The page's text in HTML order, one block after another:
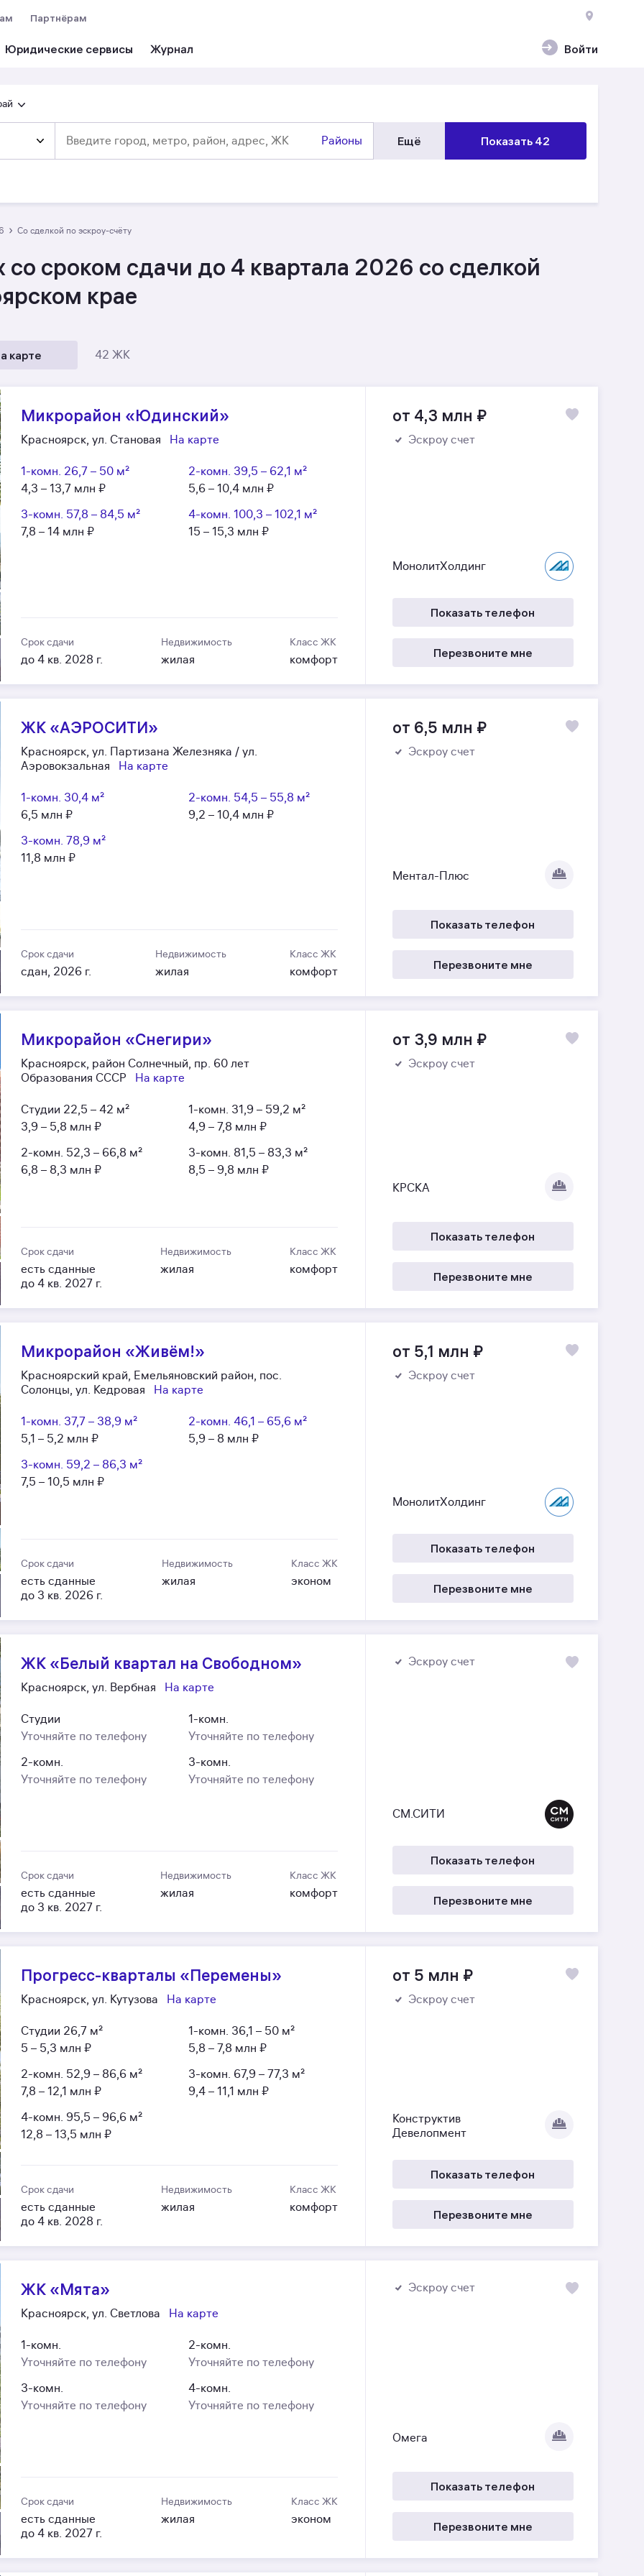
Войти
Юридические сервисы
Партнёрам
Районы Ещё Показать 42
› со сделкой по эскроу-счёту
со сроком сдачи до 4 квартала 2026 со сделкой
крае
карте 42 ЖК
Микрорайон «Юдинский»
Красноярск, ул. Становая На карте
1-комн. 26,7 – 50 м²
4,3 – 13,7 млн ₽
2-комн. 39,5 – 62,1 м²
5,6 – 10,4 млн ₽
3-комн. 57,8 – 84,5 м²
7,8 – 14 млн ₽
4-комн. 100,3 – 102,1 м²
15 – 15,3 млн ₽
Срок сдачи
до 4 кв. 2028 г.
Недвижимость
жилая
Класс ЖК
комфорт
от 4,3 млн ₽
Эскроу счет
МонолитХолдинг
Показать телефон
Перезвоните мне
ЖК «АЭРОCИТИ»
Красноярск, ул. Партизана Железняка / ул.
Аэровокзальная
На карте
1-комн. 30,4 м²
6,5 млн ₽
2-комн. 54,5 – 55,8 м²
9,2 – 10,4 млн ₽
3-комн. 78,9 м²
11,8 млн ₽
Срок сдачи
сдан, 2026 г.
Недвижимость
жилая
Класс ЖК
комфорт
от 6,5 млн ₽
Эскроу счет
Ментал-Плюс
Показать телефон
Перезвоните мне
Микрорайон «Снегири»
Красноярск, район Солнечный, пр. 60 лет
Образования СССР
На карте
Студии 22,5 – 42 м²
3,9 – 5,8 млн ₽
1-комн. 31,9 – 59,2 м²
4,9 – 7,8 млн ₽
2-комн. 52,3 – 66,8 м²
6,8 – 8,3 млн ₽
3-комн. 81,5 – 83,3 м²
8,5 – 9,8 млн ₽
Срок сдачи
есть сданные
до 4 кв. 2027 г.
Недвижимость
жилая
Класс ЖК
комфорт
от 3,9 млн ₽
Эскроу счет
КРСКА
Показать телефон
Перезвоните мне
Микрорайон «Живём!»
Красноярский край, Емельяновский район, пос.
Солонцы, ул. Кедровая
На карте
1-комн. 37,7 – 38,9 м²
5,1 – 5,2 млн ₽
2-комн. 46,1 – 65,6 м²
5,9 – 8 млн ₽
3-комн. 59,2 – 86,3 м²
7,5 – 10,5 млн ₽
Срок сдачи
есть сданные
до 3 кв. 2026 г.
Недвижимость
жилая
Класс ЖК
эконом
от 5,1 млн ₽
Эскроу счет
МонолитХолдинг
Показать телефон
Перезвоните мне
ЖК «Белый квартал на Свободном»
Красноярск, ул. Вербная На карте
Студии
Уточняйте по телефону
1-комн.
Уточняйте по телефону
2-комн.
Уточняйте по телефону
3-комн.
Уточняйте по телефону
Срок сдачи
есть сданные
до 3 кв. 2027 г.
Недвижимость
жилая
Класс ЖК
комфорт
Эскроу счет
СМ.СИТИ
Показать телефон
Перезвоните мне
Прогресс-кварталы «Перемены»
Красноярск, ул. Кутузова На карте
Студии 26,7 м²
5 – 5,3 млн ₽
1-комн. 36,1 – 50 м²
5,8 – 7,8 млн ₽
2-комн. 52,9 – 86,6 м²
7,8 – 12,1 млн ₽
3-комн. 67,9 – 77,3 м²
9,4 – 11,1 млн ₽
4-комн. 95,5 – 96,6 м²
12,8 – 13,5 млн ₽
Срок сдачи
есть сданные
до 4 кв. 2028 г.
Недвижимость
жилая
Класс ЖК
комфорт
от 5 млн ₽
Эскроу счет
Конструктив
Девелопмент
Показать телефон
Перезвоните мне
ЖК «Мята»
Красноярск, ул. Светлова На карте
1-комн.
Уточняйте по телефону
2-комн.
Уточняйте по телефону
3-комн.
Уточняйте по телефону
4-комн.
Уточняйте по телефону
Срок сдачи
есть сданные
до 4 кв. 2027 г.
Недвижимость
жилая
Класс ЖК
эконом
Эскроу счет
Омега
Показать телефон
Перезвоните мне